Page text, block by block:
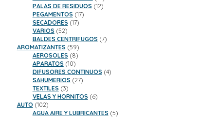
productos
PALAS DE RESIDUOS 1212
PEGAMENTOS 1717
SECADORES 1717
VARIOS 5252
productos
BALDES CENTRIFUGOS 77
AROMATIZANTES 5959
productos
AEROSOLES 88
productos
APARATOS 1010
productos
DIFUSORES CONTINUOS 44
SAHUMERIOS 2727
TEXTILES 33
productos
VELAS Y HORNITOS 66
AUTO 102102
productos
AGUA AIRE Y LUBRICANTES 55